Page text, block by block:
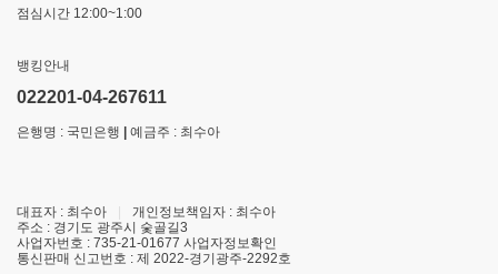
점심시간 12:00~1:00
뱅킹안내
022201-04-267611
은행명 : 국민은행 예금주 : 최수아
대표자 : 최수아
개인정보책임자 : 최수아
주소 : 경기도 광주시 숯골길3
사업자번호 : 735-21-01677 사업자정보확인
통신판매 신고번호 : 제 2022-경기광주-2292호